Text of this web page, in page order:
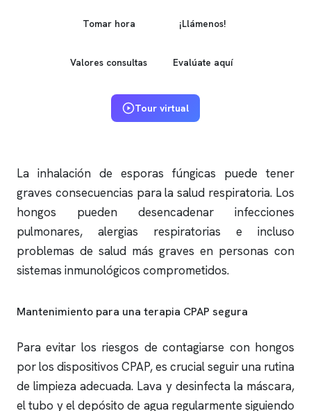
Tomar hora ¡Llámenos!
Valores consultas Evalúate aquí
Tour virtual
La inhalación de esporas fúngicas puede tener
graves consecuencias para la salud respiratoria. Los
hongos pueden desencadenar infecciones
pulmonares, alergias respiratorias e incluso
problemas de salud más graves en personas con
sistemas inmunológicos comprometidos.
Mantenimiento para una terapia CPAP segura
Para evitar los riesgos de contagiarse con hongos
por los dispositivos CPAP, es crucial seguir una rutina
de limpieza adecuada. Lava y desinfecta la máscara,
el tubo y el depósito de agua regularmente siguiendo